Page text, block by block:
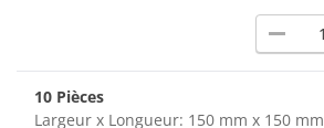
remove
10 Pièces
Largeur x Longueur: 150 mm x 150 mm